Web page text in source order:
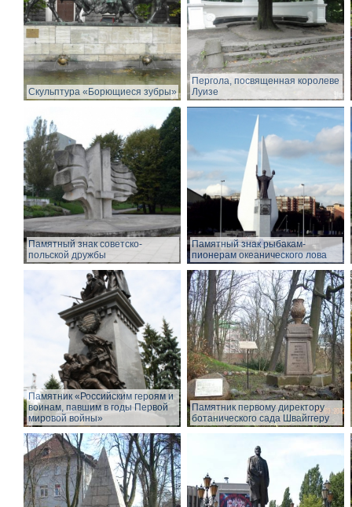
Скульптура «Борющиеся зубры»
Пергола, посвященная королеве
Луизе
Памятный знак советско-
польской дружбы
Памятный знак рыбакам-
пионерам океанического лова
Памятник «Российским героям и
воинам, павшим в годы Первой
мировой войны»
Памятник первому директору
ботанического сада Швайггеру